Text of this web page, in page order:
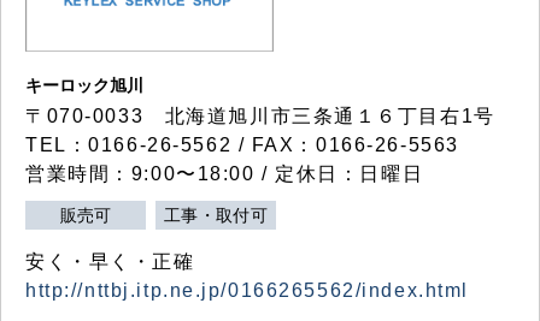
キーロック旭川
〒070-0033 北海道旭川市三条通１６丁目右1号
TEL：0166-26-5562 / FAX：0166-26-5563
営業時間：9:00〜18:00 / 定休日：日曜日
販売可 工事・取付可
安く・早く・正確
http://nttbj.itp.ne.jp/0166265562/index.html